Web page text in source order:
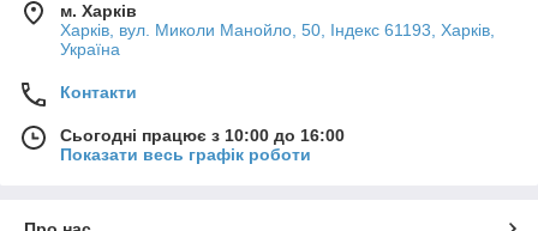
м. Харків
Харків, вул. Миколи Манойло, 50, Індекс 61193, Харків,
Україна
Контакти
Сьогодні працює з 10:00 до 16:00
Показати весь графік роботи